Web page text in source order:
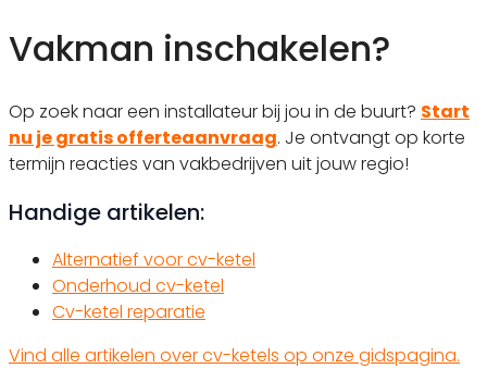
Vakman inschakelen?
Op zoek naar een installateur bij jou in de buurt? Start
nu je gratis offerteaanvraag. Je ontvangt op korte
termijn reacties van vakbedrijven uit jouw regio!
Handige artikelen:
Alternatief voor cv-ketel
Onderhoud cv-ketel
Cv-ketel reparatie
Vind alle artikelen over cv-ketels op onze gidspagina.